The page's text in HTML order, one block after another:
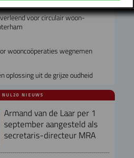
voor circulair woon-
wooncoöperaties wegnemen
oplossing uit de grijze oudheid
NUL20 NIEUWS
Armand van de Laar per 1
september aangesteld als
secretaris-directeur MRA